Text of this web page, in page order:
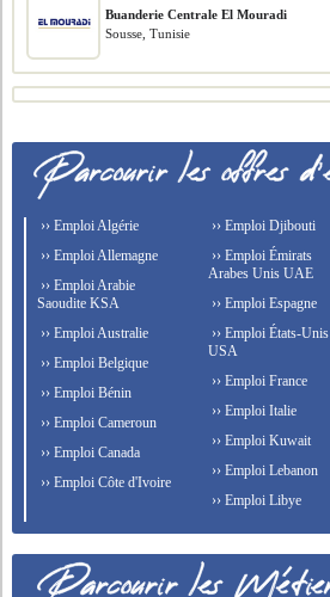
Buanderie Centrale El Mouradi
Sousse, Tunisie
›› Emploi Algérie
›› Emploi Allemagne
›› Emploi Arabie
Saoudite KSA
›› Emploi Australie
›› Emploi Belgique
›› Emploi Bénin
›› Emploi Cameroun
›› Emploi Canada
›› Emploi Côte d'Ivoire
›› Emploi Djibouti
›› Emploi Émirats
Arabes Unis UAE
›› Emploi Espagne
›› Emploi États-Unis
USA
›› Emploi France
›› Emploi Italie
›› Emploi Kuwait
›› Emploi Lebanon
›› Emploi Libye